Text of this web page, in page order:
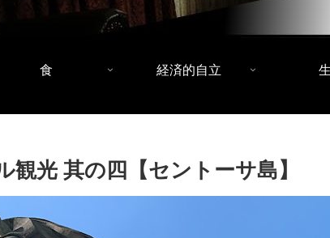
食 経済的自立
光 其の四【セントーサ島】